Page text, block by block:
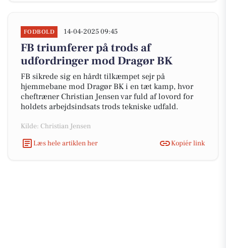
FODBOLD 14-04-2025 09:45
FB triumferer på trods af
udfordringer mod Dragør BK
FB sikrede sig en hårdt tilkæmpet sejr på
hjemmebane mod Dragør BK i en tæt kamp, hvor
cheftræner Christian Jensen var fuld af lovord for
holdets arbejdsindsats trods tekniske udfald.
Kilde: Christian Jensen
Læs hele artiklen her
Kopiér link